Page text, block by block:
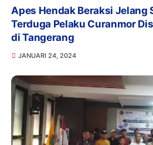
Apes Hendak Beraksi Jelang
Terduga Pelaku Curanmor
di Tangerang
JANUARI 24, 2024